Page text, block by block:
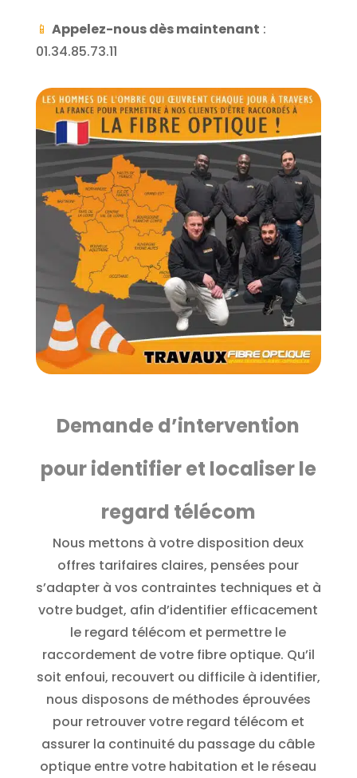
📱 Appelez-nous dès maintenant :
01.34.85.73.11
Demande d’intervention
pour identifier et localiser le
regard télécom
Nous mettons à votre disposition deux
offres tarifaires claires, pensées pour
s’adapter à vos contraintes techniques et à
votre budget, afin d’identifier efficacement
le regard télécom et permettre le
raccordement de votre fibre optique. Qu’il
soit enfoui, recouvert ou difficile à identifier,
nous disposons de méthodes éprouvées
pour retrouver votre regard télécom et
assurer la continuité du passage du câble
optique entre votre habitation et le réseau